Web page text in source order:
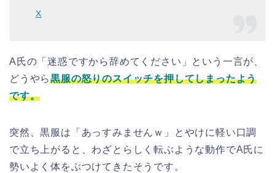
X
A氏の「迷惑ですから辞めてください」という一言が、
どうやら黒服の怒りのスイッチを押してしまったよう
です。
突然、黒服は「あっすみませんｗ」とやけに軽い口調
で立ち上がると、わざとらしく転ぶような動作でA氏に
勢いよく体をぶつけてきたそうです。